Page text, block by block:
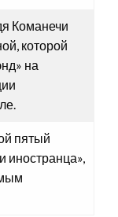
Команечи
которой
на
пятый
иностранца»,